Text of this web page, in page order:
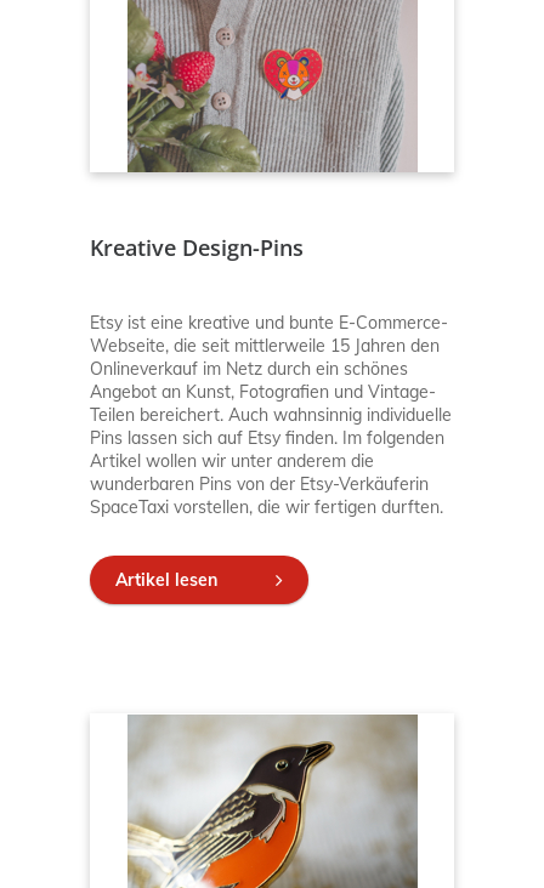
Kreative Design-Pins
Etsy ist eine kreative und bunte E-Commerce-
Webseite, die seit mittlerweile 15 Jahren den
Onlineverkauf im Netz durch ein schönes
Angebot an Kunst, Fotografien und Vintage-
Teilen bereichert. Auch wahnsinnig individuelle
Pins lassen sich auf Etsy finden. Im folgenden
Artikel wollen wir unter anderem die
wunderbaren Pins von der Etsy-Verkäuferin
SpaceTaxi vorstellen, die wir fertigen durften.
Artikel lesen